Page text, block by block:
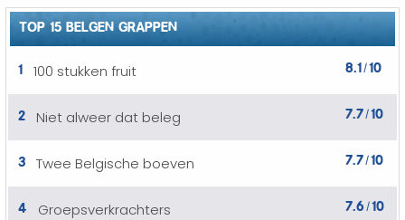
TOP 15 BELGEN GRAPPEN
1 100 stukken fruit 8.1/10
2 Niet alweer dat beleg 7.7/10
3 Twee Belgische boeven 7.7/10
4 Groepsverkrachters 7.6 /10